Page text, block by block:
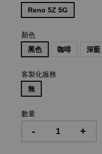
Reno 5Z 5G
顏色
黑色
咖啡 深藍
客製化服務
無
數量
- +